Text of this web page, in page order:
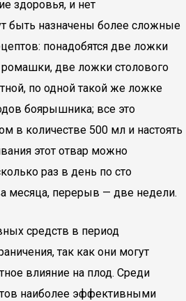
здоровья, и нет
быть назначены более сложные
понадобятся две ложки
две ложки столового
по одной такой же ложке
боярышника; все это
в количестве 500 мл и настоять
этот отвар можно
раз в день по сто
месяца, перерыв — две недели.
средств в период
так как они могут
влияние на плод. Среди
наиболее эффективными